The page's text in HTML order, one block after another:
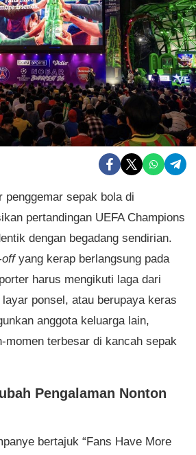
penggemar sepak bola di
pertandingan UEFA Champions
dengan begadang sendirian.
yang kerap berlangsung pada
harus mengikuti laga dari
ponsel, atau berupaya keras
anggota keluarga lain,
momen terbesar di kancah sepak
Pengalaman Nonton
bertajuk “Fans Have More